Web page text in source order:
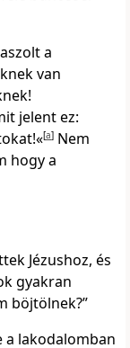
a
van
jelent ez:
[a] Nem
hogy a
Jézushoz, és
gyakran
böjtölnek?”
a lakodalomban